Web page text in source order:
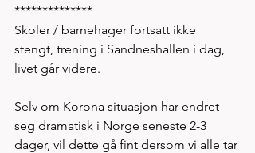
**************
Skoler / barnehager fortsatt ikke
stengt, trening i Sandneshallen i dag,
livet går videre.
Selv om Korona situasjon har endret
seg dramatisk i Norge seneste 2-3
dager, vil dette gå fint dersom vi alle tar